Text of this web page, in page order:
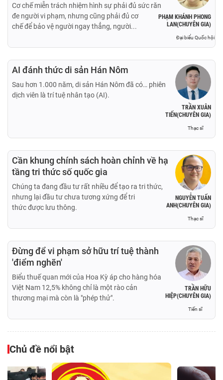
PHẠM KHÁNH PHONG
LAN(CHUYÊN GIA)
Đại biểu Quốc hội
Cơ chế miễn trách nhiệm hình sự phải đủ sức răn
đe người vi phạm, nhưng cũng phải đủ cơ
chế để bảo vệ người ngay thẳng, người...
TRẦN XUÂN
TIẾN(CHUYÊN GIA)
Thạc sĩ
AI đánh thức di sản Hán Nôm
Sau hơn 1.000 năm, di sản Hán Nôm đã có… phiên
dịch viên là trí tuệ nhân tạo (AI).
NGUYỄN TUẤN
ANH(CHUYÊN GIA)
Thạc sĩ
Cần khung chính sách hoàn chỉnh về hạ
tầng tri thức số quốc gia
Chúng ta đang đầu tư rất nhiều để tạo ra tri thức,
nhưng lại đầu tư chưa tương xứng để tri
thức được lưu thông.
TRẦN HỮU
HIỆP(CHUYÊN GIA)
Tiến sĩ
Đừng để vi phạm sở hữu trí tuệ thành
'điểm nghẽn'
Biểu thuế quan mới của Hoa Kỳ áp cho hàng hóa
Việt Nam 12,5% không chỉ là một rào cản
thương mại mà còn là "phép thử".
Chủ đề nổi bật